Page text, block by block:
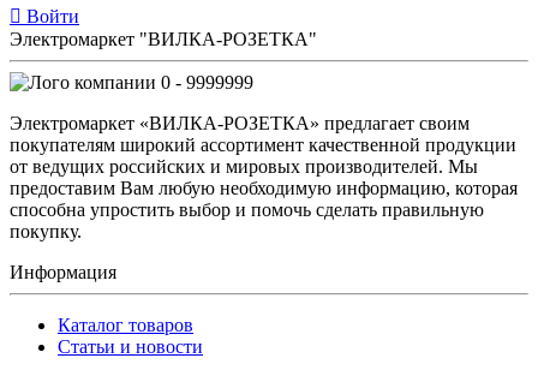
Войти
Электромаркет "ВИЛКА-РОЗЕТКА"
0 - 9999999
Электромаркет «ВИЛКА-РОЗЕТКА» предлагает своим
покупателям широкий ассортимент качественной продукции
от ведущих российских и мировых производителей. Мы
предоставим Вам любую необходимую информацию, которая
способна упростить выбор и помочь сделать правильную
покупку.
Информация
Каталог товаров
Статьи и новости